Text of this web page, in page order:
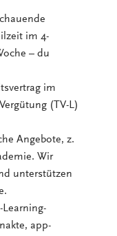
im 4-
– du
im
(TV-L)
Angebote, z.
Wir
unterstützen
Learning-
app-